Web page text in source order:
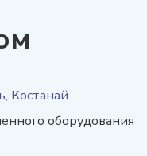
Костанай
оборудования